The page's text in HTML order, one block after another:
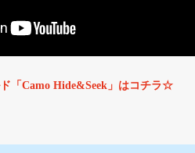
「Camo Hide&Seek」はコチラ☆